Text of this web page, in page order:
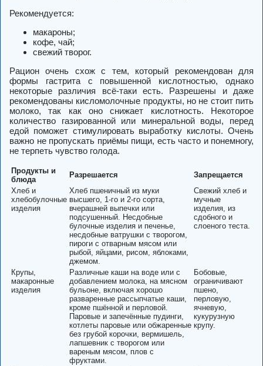
Рекомендуется:
макароны;
кофе, чай;
свежий творог.
Рацион очень схож с тем, который рекомендован для
формы гастрита с повышенной кислотностью, однако
некоторые различия всё-таки есть. Разрешены и даже
рекомендованы кисломолочные продукты, но не стоит пить
молоко, так как оно снижает кислотность. Некоторое
количество газированной или минеральной воды, перед
едой поможет стимулировать выработку кислоты. Очень
важно не пропускать приёмы пищи, есть часто и понемногу,
не терпеть чувство голода.
Продукты и
блюда
Разрешается
Запрещается
Хлеб и
хлебобулочные
изделия
Хлеб пшеничный из муки
высшего, 1-го и 2-го сорта,
вчерашней выпечки или
подсушенный. Несдобные
булочные изделия и печенье,
несдобные ватрушки с творогом,
пироги с отварным мясом или
рыбой, яйцами, рисом, яблоками,
джемом.
Свежий хлеб и
мучные
изделия, из
сдобного и
слоеного теста.
Крупы,
макаронные
изделия
Различные каши на воде или с
добавлением молока, на мясном
бульоне, включая хорошо
разваренные рассыпчатые каши,
кроме пшённой и перловой.
Паровые и запечённые пудинги,
котлеты паровые или обжаренные
без грубой корочки, вермишель,
лапшевник с творогом или
вареным мясом, плов с
фруктами.
Бобовые,
ограничивают
пшено,
перловую,
ячневую,
кукурузную
крупу.